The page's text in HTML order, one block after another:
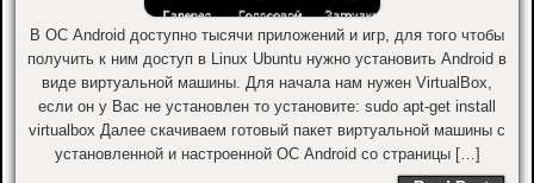
В ОС Android доступно тысячи приложений и игр, для того чтобы
получить к ним доступ в Linux Ubuntu нужно установить Android в
виде виртуальной машины. Для начала нам нужен VirtualBox,
если он у Вас не установлен то установите: sudo apt-get install
virtualbox Далее скачиваем готовый пакет виртуальной машины с
установленной и настроенной ОС Android со страницы […]